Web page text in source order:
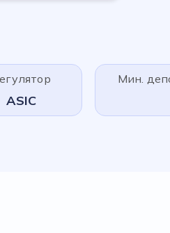
ASIC
Мин.